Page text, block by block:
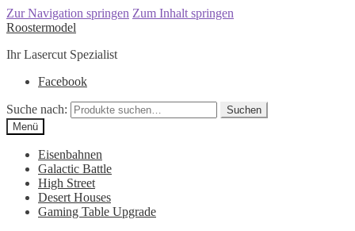
Zur Navigation springen Zum Inhalt springen
Roostermodel
Ihr Lasercut Spezialist
Facebook
Suche nach:
Suchen
Menü
Eisenbahnen
Galactic Battle
High Street
Desert Houses
Gaming Table Upgrade